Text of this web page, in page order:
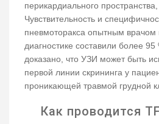
перикардиального пространства,
Чувствительность и
пневмоторакса опытным врачом
диагностике составили более
доказано, что УЗИ может быть
первой линии скрининга у
проникающей травмой грудной
Как проводится